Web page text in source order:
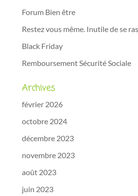
Forum Bien être
Restez vous même. Inutile de se
Black Friday
Remboursement Sécurité Sociale
Archives
février 2026
octobre 2024
décembre 2023
novembre 2023
août 2023
juin 2023